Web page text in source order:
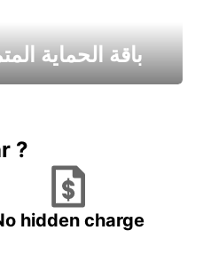
باقة الحماية
?
hidden charge